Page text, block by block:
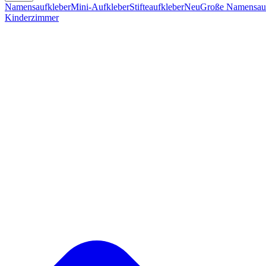
NamensaufkleberMini-AufkleberStifteaufkleberNeuGroße
Kinderzimmer